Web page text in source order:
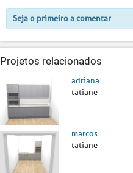
Seja o primeiro a comentar
Projetos relacionados
adriana
tatiane
marcos
tatiane